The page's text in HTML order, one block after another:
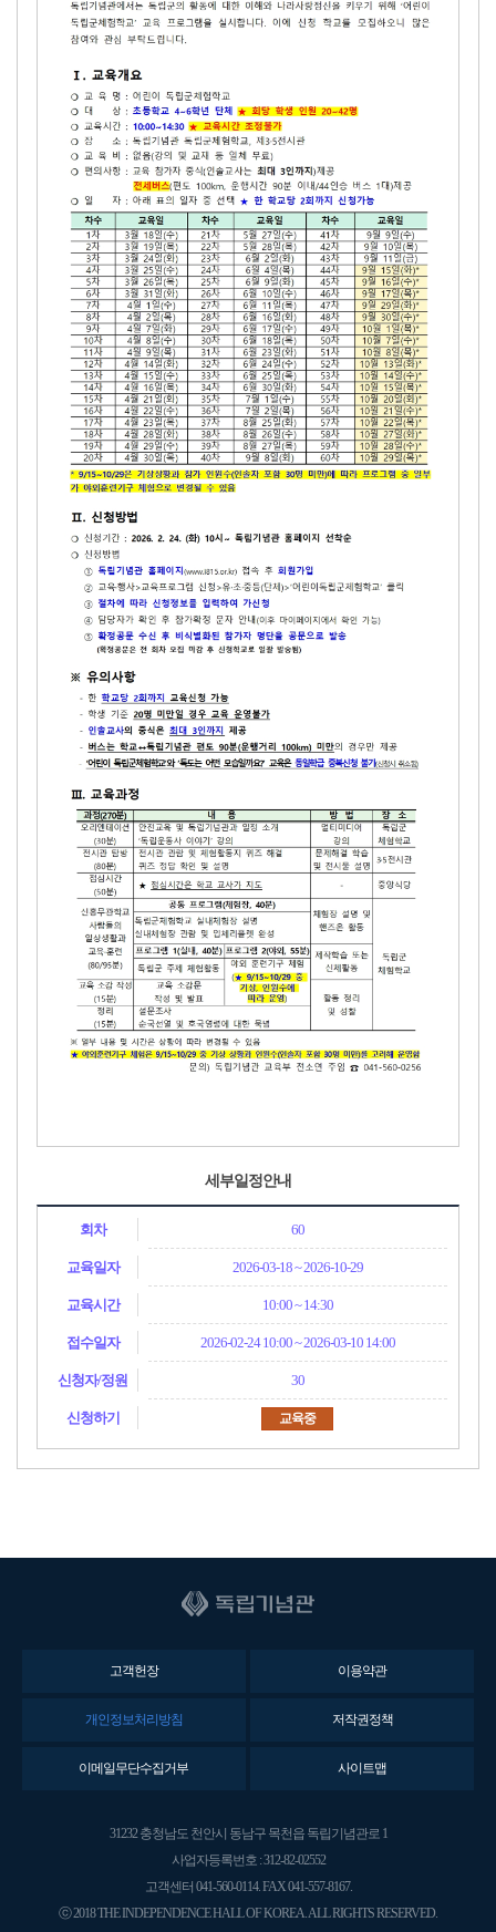
세부일정안내
60
2026-03-18 ~ 2026-10-29
10:00 ~ 14:30
2026-02-24 10:00~ 2026-03-10 14:00
30
교육중
고객헌장 이용약관
개인정보처리방침 저작권정책
이메일무단수집거부 사이트맵
31232 충청남도 천안시 동남구 목천읍 독립기념관로 1
사업자등록번호 : 312-82-02552
고객센터 041-560-0114. FAX 041-557-8167.
ⓒ 2018 THE INDEPENDENCE HALL OF KOREA. ALL RIGHTS RESERVED.